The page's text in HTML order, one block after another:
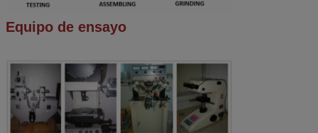
Equipo de ensayo